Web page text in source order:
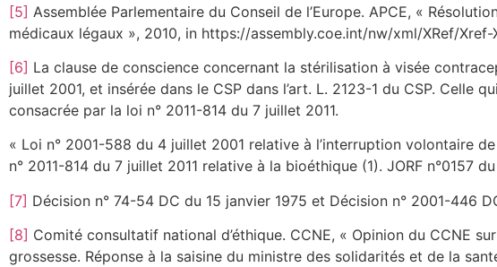
[5] Assemblée Parlementaire du Conseil de l’Europe. APCE, «
médicaux légaux », 2010, in https://assembly.coe.int/nw/xml/XRef/
[6] La clause de conscience concernant la stérilisation à visée
juillet 2001, et insérée dans le CSP dans l’art. L. 2123-1 du CSP. Celle
consacrée par la loi n° 2011-814 du 7 juillet 2011.
« Loi n° 2001-588 du 4 juillet 2001 relative à l’interruption volontaire
n° 2011-814 du 7 juillet 2011 relative à la bioéthique (1). JORF n°0157
[7] Décision n° 74-54 DC du 15 janvier 1975 et Décision n° 2001-446
[8] Comité consultatif national d’éthique. CCNE, « Opinion du CCNE
grossesse. Réponse à la saisine du ministre des solidarités et de la